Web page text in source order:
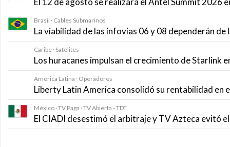
Brasil · Cables Submarinos
La viabilidad de las infovías 06 y 08 dependerán de
Caribe · Satélites
Los huracanes impulsan el crecimiento de Starlink
América Latina · Operadores
Liberty Latin America consolidó su rentabilidad en
México · TV Paga · TV Abierta - TDT
El CIADI desestimó el arbitraje y TV Azteca evitó